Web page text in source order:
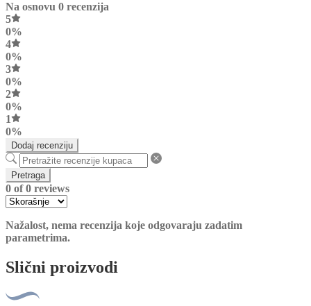
Na osnovu 0 recenzija
5
0%
4
0%
3
0%
2
0%
1
0%
Dodaj recenziju
Pretraga
0 of 0 reviews
Nažalost, nema recenzija koje odgovaraju zadatim
parametrima.
Slični proizvodi